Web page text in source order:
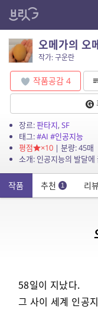
오메가의 오
작가: 구운란
작품공감 4
장르:판타지,SF
태그:#AI #인공지능
평점
×10| 분량: 45매
소개: 인공지능의 발달
작품 추천 1 리
58일이 지났다.
그 사이 세계 인공